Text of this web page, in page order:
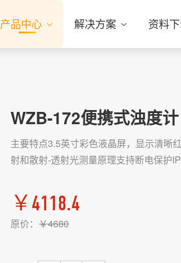
产品中心 解决方案 资料
WZB-172便携式浊度计
主要特点3.5英寸彩色液晶屏，显示清晰
射和散射-透射光测量原理支持断电保护
￥ 4118.4
原价：￥4680